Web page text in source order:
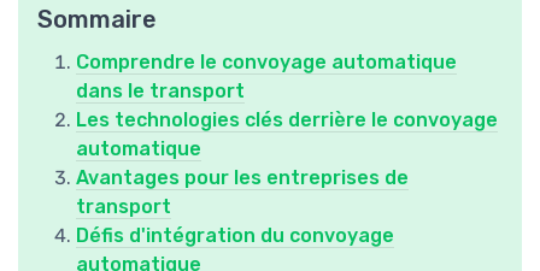
Sommaire
Comprendre le convoyage automatique
dans le transport
Les technologies clés derrière le convoyage
automatique
Avantages pour les entreprises de
transport
Défis d'intégration du convoyage
automatique